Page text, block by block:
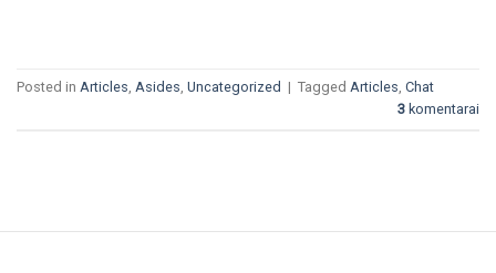
Posted in Articles Asides Uncategorized | Tagged Articles Chat
3 komentarai